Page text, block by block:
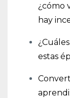
¿cómo
hay
estas